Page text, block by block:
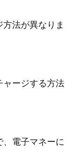
法が異なりま
ャージする方法
電子マネーに